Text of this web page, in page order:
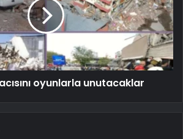
oyunlarla unutacaklar